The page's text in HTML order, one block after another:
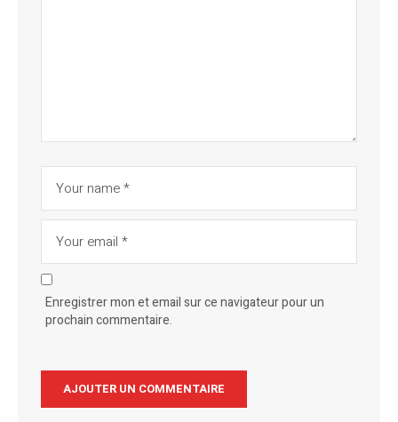
Enregistrer mon et email sur ce navigateur pour un
prochain commentaire.